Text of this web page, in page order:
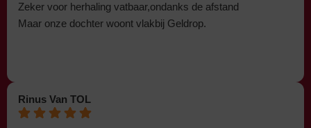
Zeker voor herhaling vatbaar,ondanks de afstand
Maar onze dochter woont vlakbij Geldrop.
Rinus Van TOL